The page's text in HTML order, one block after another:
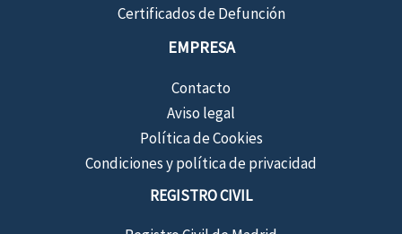
Certificados de Defunción
EMPRESA
Contacto
Aviso legal
Política de Cookies
Condiciones y política de privacidad
REGISTRO CIVIL